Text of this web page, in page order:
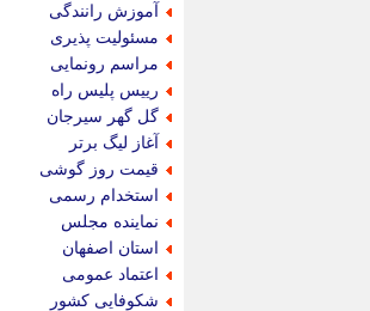
آموزش رانندگی
مسئولیت پذیری
مراسم رونمایی
رییس پلیس راه
گل گهر سیرجان
آغاز لیگ برتر
قیمت روز گوشی
استخدام رسمی
نماینده مجلس
استان اصفهان
اعتماد عمومی
شکوفایی کشور